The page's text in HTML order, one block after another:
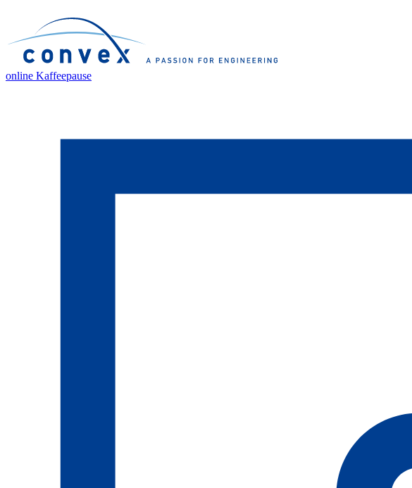
online Kaffeepause